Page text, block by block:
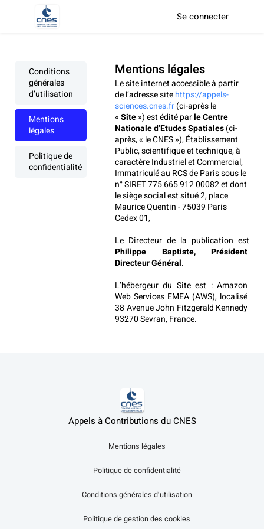
Se connecter
Conditions
générales
d’utilisation
Mentions
légales
Politique de
confidentialité
Mentions légales
Le site internet accessible à partir
de l’adresse site https://appels-
sciences.cnes.fr (ci-après le
« Site ») est édité par le Centre
Nationale d’Etudes Spatiales (ci-
après, « le CNES »), Établissement
Public, scientifique et technique, à
caractère Industriel et Commercial,
Immatriculé au RCS de Paris sous le
n° SIRET 775 665 912 00082 et dont
le siège social est situé 2, place
Maurice Quentin - 75039 Paris
Cedex 01,
Le Directeur de la publication est
Philippe Baptiste, Président
Directeur Général.
L’hébergeur du Site est : Amazon
Web Services EMEA (AWS), localisé
38 Avenue John Fitzgerald Kennedy
93270 Sevran, France.
Appels à Contributions du CNES
Mentions légales
Politique de confidentialité
Conditions générales d’utilisation
Politique de gestion des cookies